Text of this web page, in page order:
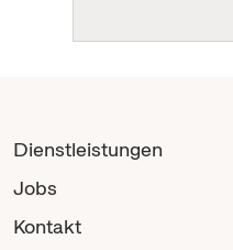
Dienstleistungen
Jobs
Kontakt